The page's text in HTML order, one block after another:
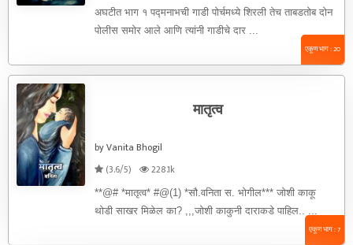
अघटीत भाग १ पद्मनाभची गाडी पोर्चमध्ये शिरली तेच ताबडतोब दोन
पोलीस समोर आले आणि त्यांनी गाडीचे दार ...
एकूण भाग : 20
मातृत्व
by Vanita Bhogil
(3.6/5)
228.1k
**@# *मातृत्व* #@(1) *सौ.वनिता स. भोगील*** जोशी काकू
थोडी साखर मिळेल का? ,,,जोशी काकुनी दाराकडे पाहिल.. ...
एकूण भाग : 7